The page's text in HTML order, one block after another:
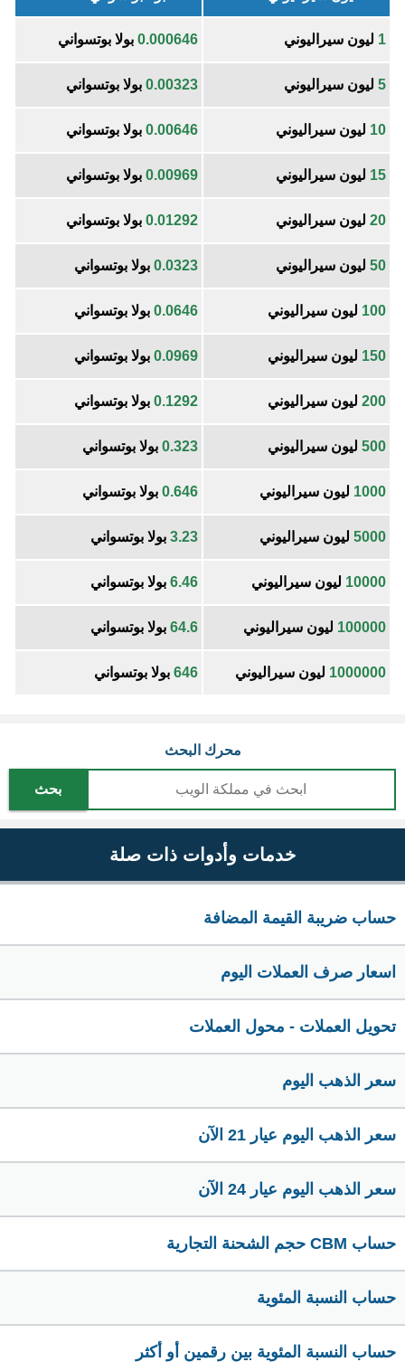
1 ليون سيراليوني 0.000646 بولا بوتسواني
5 ليون سيراليوني 0.00323 بولا بوتسواني
10 ليون سيراليوني 0.00646 بولا بوتسواني
15 ليون سيراليوني 0.00969 بولا بوتسواني
20 ليون سيراليوني 0.01292 بولا بوتسواني
50 ليون سيراليوني 0.0323 بولا بوتسواني
100 ليون سيراليوني 0.0646 بولا بوتسواني
150 ليون سيراليوني 0.0969 بولا بوتسواني
200 ليون سيراليوني 0.1292 بولا بوتسواني
500 ليون سيراليوني 0.323 بولا بوتسواني
1000 ليون سيراليوني 0.646 بولا بوتسواني
5000 ليون سيراليوني 3.23 بولا بوتسواني
10000 ليون سيراليوني 6.46 بولا بوتسواني
100000 ليون سيراليوني 64.6 بولا بوتسواني
1000000 ليون سيراليوني 646 بولا بوتسواني
محرك البحث
بحث
خدمات وأدوات ذات صلة
حساب ضريبة القيمة المضافة
اسعار صرف العملات اليوم
تحويل العملات - محول العملات
سعر الذهب اليوم
سعر الذهب اليوم عيار 21 الآن
سعر الذهب اليوم عيار 24 الآن
حساب CBM حجم الشحنة التجارية
حساب النسبة المئوية
حساب النسبة المئوية بين رقمين أو أكثر